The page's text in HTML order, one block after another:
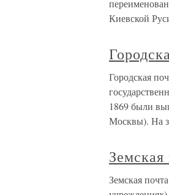
Киевской
Городская
1869 были
Москвы). На
Земская
Земская